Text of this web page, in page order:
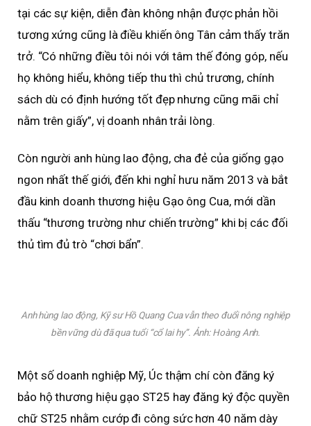
tại các sự kiện, diễn đàn không nhận được phản hồi
tương xứng cũng là điều khiến ông Tân cảm thấy trăn
trở. “Có những điều tôi nói với tâm thế đóng góp, nếu
họ không hiểu, không tiếp thu thì chủ trương, chính
sách dù có định hướng tốt đẹp nhưng cũng mãi chỉ
nằm trên giấy”, vị doanh nhân trải lòng.
Còn người anh hùng lao động, cha đẻ của giống gạo
ngon nhất thế giới, đến khi nghỉ hưu năm 2013 và bắt
đầu kinh doanh thương hiệu Gạo ông Cua, mới dần
thấu “thương trường như chiến trường” khi bị các đối
thủ tìm đủ trò “chơi bẩn”.
Anh hùng lao động, Kỹ sư Hồ Quang Cua vẫn theo đuổi nông nghiệp
bền vững dù đã qua tuổi “cổ lai hy”. Ảnh: Hoàng Anh.
Một số doanh nghiệp Mỹ, Úc thậm chí còn đăng ký
bảo hộ thương hiệu gạo ST25 hay đăng ký độc quyền
chữ ST25 nhằm cướp đi công sức hơn 40 năm dày